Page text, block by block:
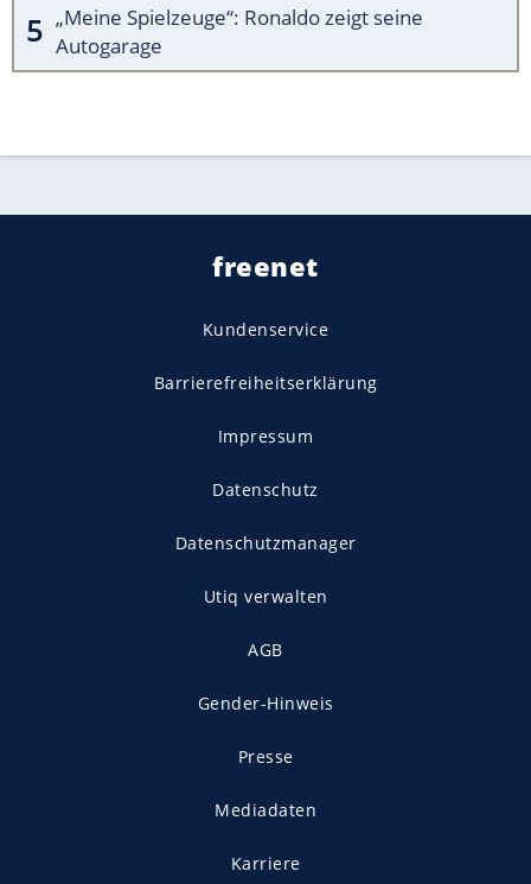
„Meine Spielzeuge“: Ronaldo zeigt seine
Autogarage
freenet
Kundenservice
Barrierefreiheitserklärung
Impressum
Datenschutz
Datenschutzmanager
Utiq verwalten
AGB
Gender-Hinweis
Presse
Mediadaten
Karriere